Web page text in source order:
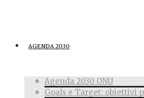
AGENDA 2030
Agenda 2030 ONU
Goals e Target: obiettivi